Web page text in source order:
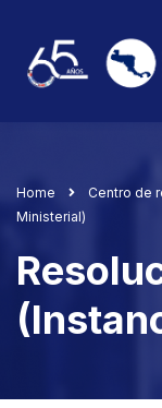
Home Centro de
Ministerial)